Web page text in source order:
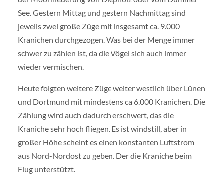
See. Gestern Mittag und gestern Nachmittag sind
jeweils zwei große Züge mit insgesamt ca. 9.000
Kranichen durchgezogen. Was bei der Menge immer
schwer zu zählen ist, da die Vögel sich auch immer
wieder vermischen.
Heute folgten weitere Züge weiter westlich über Lünen
und Dortmund mit mindestens ca 6.000 Kranichen. Die
Zählung wird auch dadurch erschwert, das die
Kraniche sehr hoch fliegen. Es ist windstill, aber in
großer Höhe scheint es einen konstanten Luftstrom
aus Nord-Nordost zu geben. Der die Kraniche beim
Flug unterstützt.